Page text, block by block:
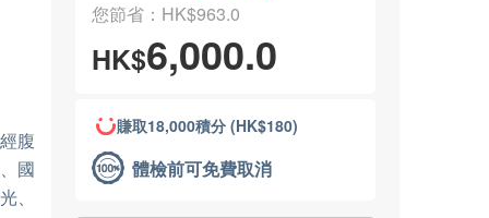
腹
國
、
您節省：HK$963.0
HK$6,000.0
賺取18,000積分 (HK$180)
體檢前可免費取消